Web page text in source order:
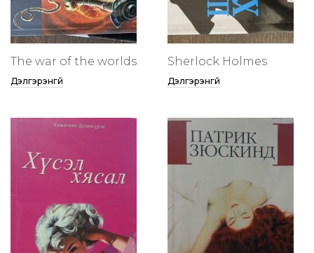
The war of the worlds
Дэлгэрэнгүй
Sherlock Holmes
Дэлгэрэнгүй